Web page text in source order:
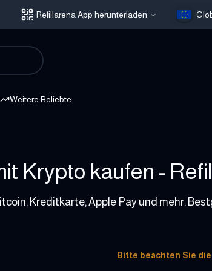
Refillarena App herunterladen
Weitere Beliebte
Krypto kaufen -
Kreditkarte, Apple Pay und mehr.
Bitte beachten Sie